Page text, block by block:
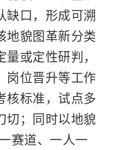
缺口，形成可溯
地貌图革新分类
或定性研判，
岗位晋升等工作
核标准，试点多
切；同时以地貌
赛道、一人一